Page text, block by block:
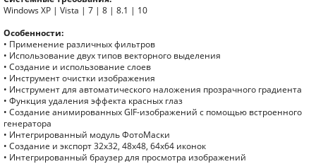
Windows XP | Vista | 7 | 8 | 8.1 | 10
Особенности:
• Применение различных фильтров
• Использование двух типов векторного выделения
• Создание и использование слоев
• Инструмент очистки изображения
• Инструмент для автоматического наложения прозрачного градиента
• Функция удаления эффекта красных глаз
• Создание анимированных GIF-изображений с помощью встроенного
генератора
• Интегрированный модуль ФотоМаски
• Создание и экспорт 32x32, 48x48, 64x64 иконок
• Интегрированный браузер для просмотра изображений